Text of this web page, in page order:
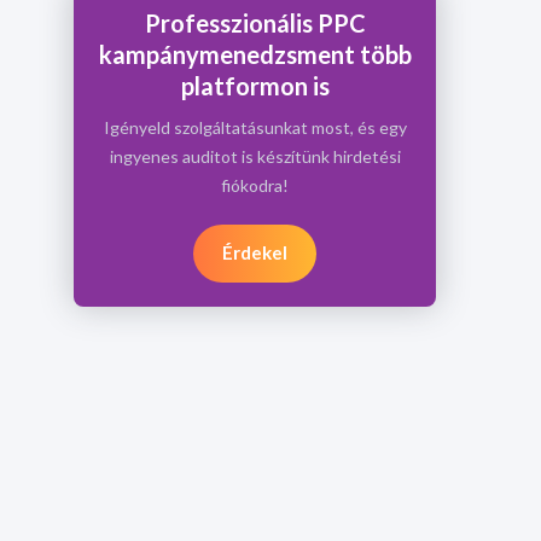
Professzionális PPC
kampánymenedzsment több
platformon is
Igényeld szolgáltatásunkat most, és egy
ingyenes auditot is készítünk hirdetési
fiókodra!
Érdekel